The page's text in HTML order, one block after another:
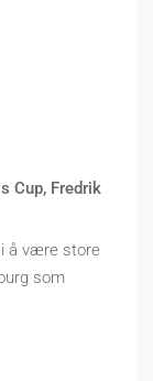
Cup, Fredrik
i å være store
som